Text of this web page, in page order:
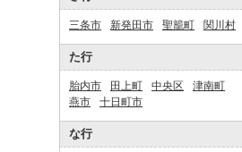
三条市 新発田市 聖籠町 関川村
た行
胎内市 田上町 中央区
津南町
燕市
十日町市
な行